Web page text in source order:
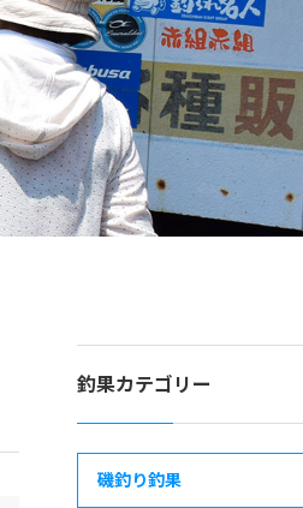
釣果カテゴリー
磯釣り釣果